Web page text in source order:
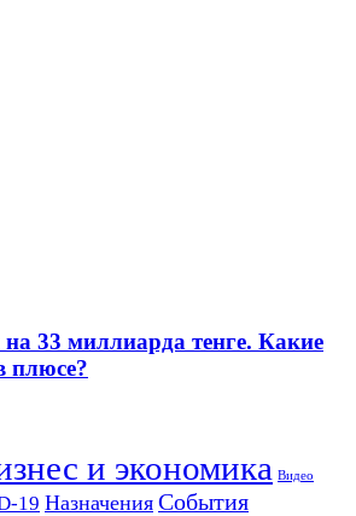
33 миллиарда тенге. Какие
плюсе?
и экономика Видео
19 Назначения События